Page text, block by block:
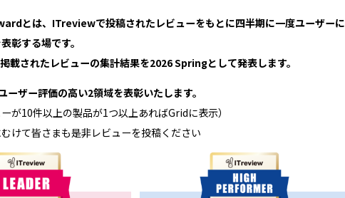
とは、ITreviewで投稿されたレビューをもとに四半期に一度ユーザーに
彰する場です。
載されたレビューの集計結果を2026 Springとして発表します。
ザー評価の高い2領域を表彰いたします。
ーが10件以上の製品が1つ以上あればGridに表示）
けて皆さまも是非レビューを投稿ください